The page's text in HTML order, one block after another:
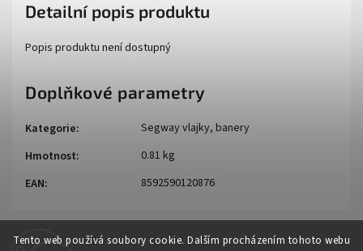
Tento web používá soubory cookie. Dalším procházením tohoto webu
Detailní popis produktu
Popis produktu není dostupný
Doplňkové parametry
Kategorie:
Segway vlajky, banery
Hmotnost:
0.81 kg
EAN: 8592590120876